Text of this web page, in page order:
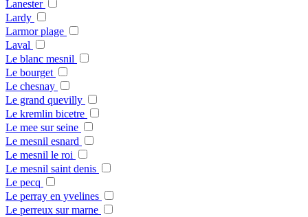
Lanester
Lardy
Larmor plage
Laval
Le blanc mesnil
Le bourget
Le chesnay
Le grand quevilly
Le kremlin bicetre
Le mee sur seine
Le mesnil esnard
Le mesnil le roi
Le mesnil saint denis
Le pecq
Le perray en yvelines
Le perreux sur marne